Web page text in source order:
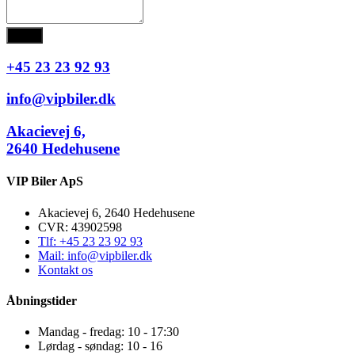
+45 23 23 92 93
info@vipbiler.dk
Akacievej 6,
2640 Hedehusene
VIP Biler ApS
Akacievej 6, 2640 Hedehusene
CVR: 43902598
Tlf: +45 23 23 92 93
Mail: info@vipbiler.dk
Kontakt os
Åbningstider
Mandag - fredag: 10 - 17:30
Lørdag - søndag: 10 - 16